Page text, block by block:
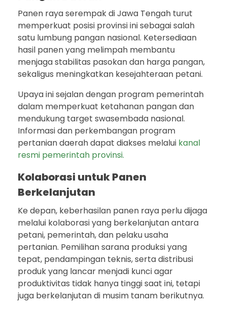
Panen raya serempak di Jawa Tengah turut
memperkuat posisi provinsi ini sebagai salah
satu lumbung pangan nasional. Ketersediaan
hasil panen yang melimpah membantu
menjaga stabilitas pasokan dan harga pangan,
sekaligus meningkatkan kesejahteraan petani.
Upaya ini sejalan dengan program pemerintah
dalam memperkuat ketahanan pangan dan
mendukung target swasembada nasional.
Informasi dan perkembangan program
pertanian daerah dapat diakses melalui kanal
resmi pemerintah provinsi.
Kolaborasi untuk Panen
Berkelanjutan
Ke depan, keberhasilan panen raya perlu dijaga
melalui kolaborasi yang berkelanjutan antara
petani, pemerintah, dan pelaku usaha
pertanian. Pemilihan sarana produksi yang
tepat, pendampingan teknis, serta distribusi
produk yang lancar menjadi kunci agar
produktivitas tidak hanya tinggi saat ini, tetapi
juga berkelanjutan di musim tanam berikutnya.